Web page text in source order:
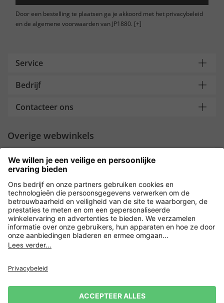
Door een bestelling te plaatsen ga je akkoord met het privacybeleid
en de algemene voorwaarden van JP1880. [+]
Service
Bedrijf
Contacteer ons
Overige webwinkels
Nederland
Payment and Delivery
Versleuteling met
Verkoopvoorwaarden
Leveringsvoorwaarden